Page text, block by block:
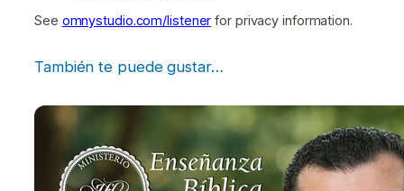
See omnystudio.com/listener for privacy information.
También te puede gustar…